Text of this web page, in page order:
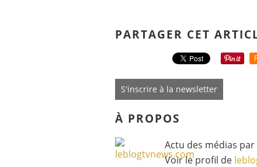
PARTAGER CET
S'inscrire à la newsletter
À PROPOS
Actu des médias
Voir le profil de